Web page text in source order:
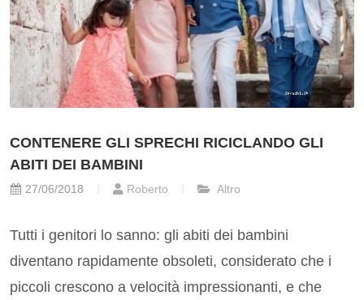
CONTENERE GLI SPRECHI RICICLANDO GLI
ABITI DEI BAMBINI
27/06/2018 Roberto Altro
Tutti i genitori lo sanno: gli abiti dei bambini
diventano rapidamente obsoleti, considerato che i
piccoli crescono a velocità impressionanti, e che